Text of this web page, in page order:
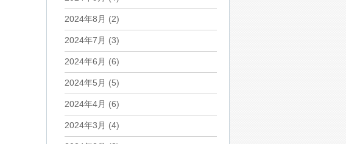
2024年8月 (2)
2024年7月 (3)
2024年6月 (6)
2024年5月 (5)
2024年4月 (6)
2024年3月 (4)